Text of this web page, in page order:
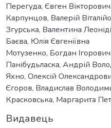
Перегуда, Євген Вікторович
Карпунцов, Валерій
Згурська, Валентина
Баєва, Юлія Євгеніївна
Мотузенко, Богдан Ігорович
Панібудьласка, Андрій
Яхно, Олексій
Єгоров, Владислав
Красковська, Маргарита
Видавець